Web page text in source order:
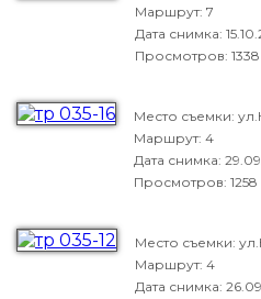
Маршрут: 7
Дата снимка:
Просмотров: 1338
Место съемки:
Маршрут: 4
Дата снимка:
Просмотров: 1258
Место съемки:
Маршрут: 4
Дата снимка: